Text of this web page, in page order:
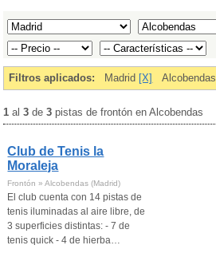
Filtros aplicados: Madrid [X] Alcobendas
1 al3 de3 pistas de frontón en Alcobendas
Club de Tenis la
Moraleja
Frontón » Alcobendas (Madrid)
El club cuenta con 14 pistas de
tenis iluminadas al aire libre, de
3 superficies distintas: - 7 de
tenis quick - 4 de hierba…